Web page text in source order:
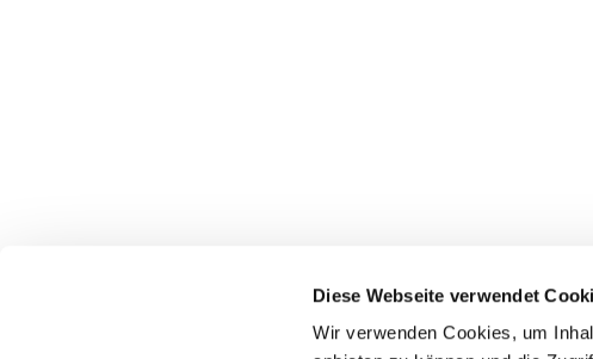
Diese Webseite verwendet
Wir verwenden Cookies, um